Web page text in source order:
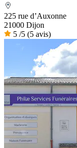
225 rue d’Auxonne
21000 Dijon
5 /5 (5 avis)